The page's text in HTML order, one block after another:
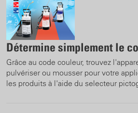
Détermine simplement le
Grâce au code couleur, trouvez
pulvériser ou mousser pour votre
les produits à l'aide du selecteur